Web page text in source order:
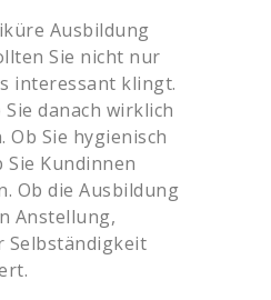
Ausbildung
Sie nicht nur
interessant klingt.
danach wirklich
Ob Sie hygienisch
Kundinnen
Ob die Ausbildung
Anstellung,
Selbständigkeit